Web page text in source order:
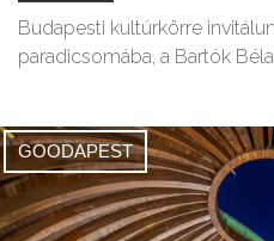
Budapesti kultúrkörre
paradicsomába, a Bartók
GOODAPEST